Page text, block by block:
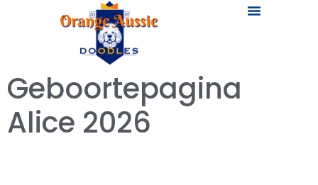
Geboortepagina
Alice 2026